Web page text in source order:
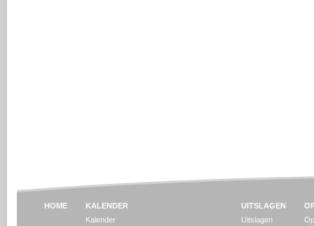
HOME
KALENDER
Kalender
UITSLAGEN
Uitslagen